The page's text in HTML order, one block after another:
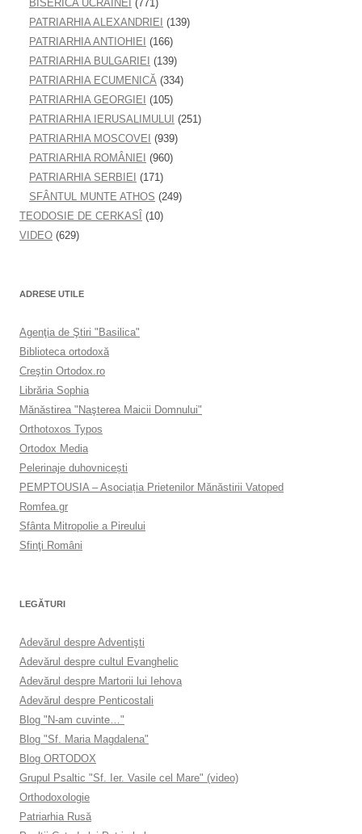
BISERICA UCRAINEI (771)
PATRIARHIA ALEXANDRIEI (139)
PATRIARHIA ANTIOHIEI (166)
PATRIARHIA BULGARIEI (139)
PATRIARHIA ECUMENICĂ (334)
PATRIARHIA GEORGIEI (105)
PATRIARHIA IERUSALIMULUI (251)
PATRIARHIA MOSCOVEI (939)
PATRIARHIA ROMÂNIEI (960)
PATRIARHIA SERBIEI (171)
SFÂNTUL MUNTE ATHOS (249)
TEODOSIE DE CERKASÎ (10)
VIDEO (629)
ADRESE UTILE
Agenţia de Ştiri "Basilica"
Biblioteca ortodoxă
Creştin Ortodox.ro
Librăria Sophia
Mănăstirea "Naşterea Maicii Domnului"
Orthotoxos Typos
Ortodox Media
Pelerinaje duhovnicești
PEMPTOUSIA – Asociația Prietenilor Mănăstirii Vatoped
Romfea.gr
Sfânta Mitropolie a Pireului
Sfinţi Români
LEGĂTURI
Adevărul despre Adventişti
Adevărul despre cultul Evanghelic
Adevărul despre Martorii lui Iehova
Adevărul despre Penticostali
Blog "N-am cuvinte…"
Blog "Sf. Maria Magdalena"
Blog ORTODOX
Grupul Psaltic "Sf. Ier. Vasile cel Mare" (video)
Orthodoxologie
Patriarhia Rusă